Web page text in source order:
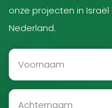
onze projecten in
Nederland.